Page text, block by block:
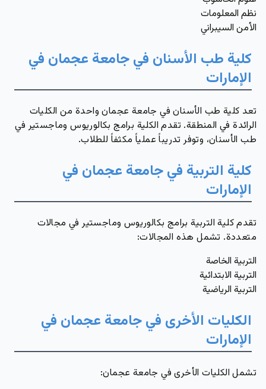
نظم المعلومات
الأمن السيبراني
كلية طب الأسنان في جامعة عجمان في
الإمارات
تعد كلية طب الأسنان في جامعة عجمان واحدة من الكليات
الرائدة في المنطقة. تقدم الكلية برامج بكالوريوس وماجستير في
طب الأسنان، وتوفر تدريباً عملياً مكثفاً للطلاب.
كلية التربية في جامعة عجمان في
الإمارات
تقدم كلية التربية برامج بكالوريوس وماجستير في مجالات
متعددة. تشمل هذه المجالات:
التربية الخاصة
التربية الابتدائية
التربية الرياضية
الكليات الأخرى في جامعة عجمان في
الإمارات
تشمل الكليات الأخرى في جامعة عجمان: